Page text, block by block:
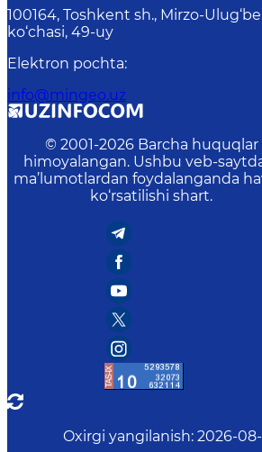
100164, Toshkent sh., Mirzo-
ko‘chasi, 49-uy
Elektron pochta:
info@mingeo.uz
© 2001-2026 Barcha huquqlar
himoyalangan. Ushbu veb-
ma’lumotlardan foydalanganda
ko‘rsatilishi shart.
Oxirgi yangilanish: 2026-